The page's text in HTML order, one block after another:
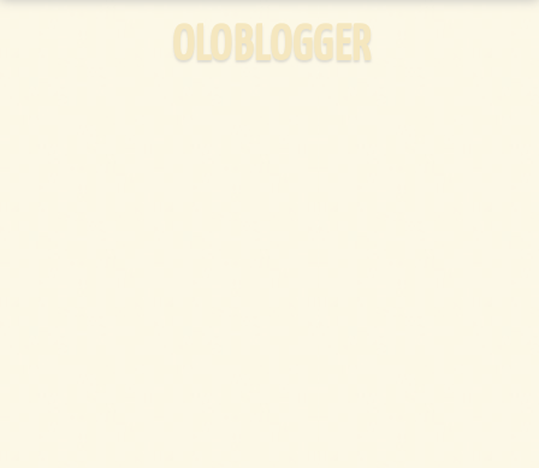
OLOBLOGGER